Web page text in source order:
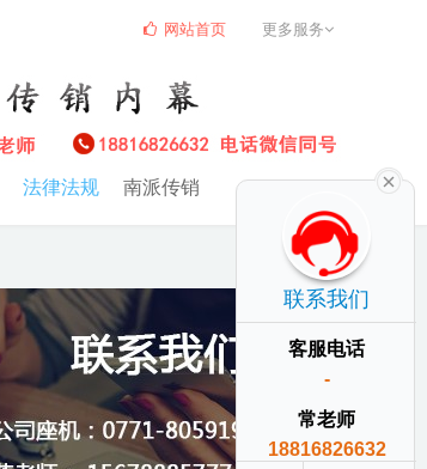
法律法规 南派传销
网站首页 更多服务
联系我们
客服电话
-
常老师
18816826632